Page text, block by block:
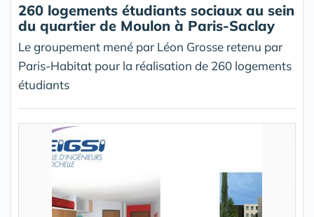
260 logements étudiants sociaux au sein
du quartier de Moulon à Paris-Saclay
Le groupement mené par Léon Grosse retenu par
Paris-Habitat pour la réalisation de 260 logements
étudiants